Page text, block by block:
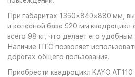
При габаритах 1360×840×880 мм,
и колесной базе 920 мм квадроцикл
всего 98 кг, что делает его
Наличие ПТС позволяет
дорогах общего пользования.
Приобрести квадроцикл KAYO